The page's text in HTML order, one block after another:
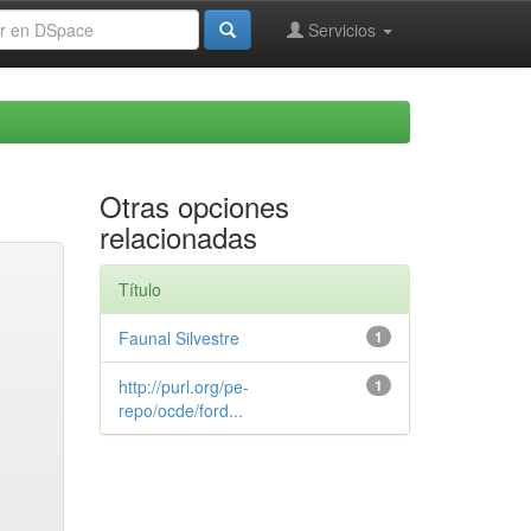
Servicios
Otras opciones
relacionadas
Título
1
Faunal Silvestre
1
http://purl.org/pe-
repo/ocde/ford...